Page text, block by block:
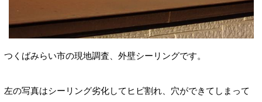
つくばみらい市の現地調査、外壁シーリングです。
左の写真はシーリング劣化して ヒビ割れ、穴ができてしまって